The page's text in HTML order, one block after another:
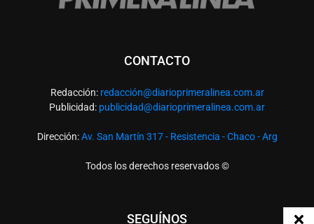
CONTACTO
Redacción: redacción@diarioprimeralinea.com.ar
Publicidad: publicidad@diarioprimeralinea.com.ar
Dirección:Av. San Martín 317 - Resistencia - Chaco - Arg
Todos los derechos reservados ©
SEGUÍNOS